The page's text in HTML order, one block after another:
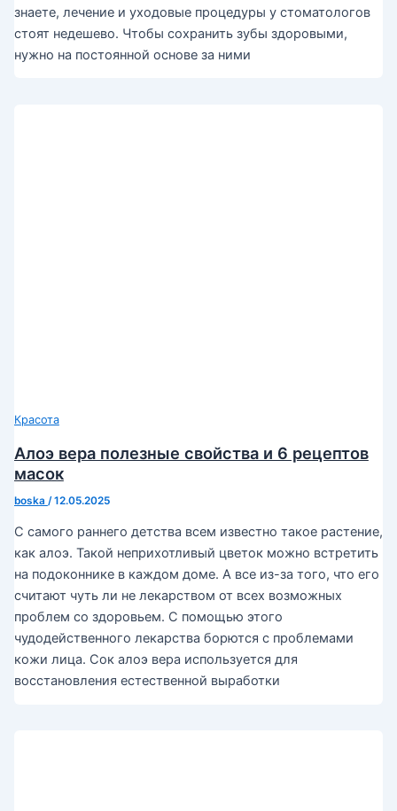
знаете, лечение и уходовые процедуры у стоматологов
стоят недешево. Чтобы сохранить зубы здоровыми,
нужно на постоянной основе за ними
Красота
Алоэ вера полезные свойства и 6 рецептов
масок
boska /12.05.2025
С самого раннего детства всем известно такое растение,
как алоэ. Такой неприхотливый цветок можно встретить
на подоконнике в каждом доме. А все из-за того, что его
считают чуть ли не лекарством от всех возможных
проблем со здоровьем. С помощью этого
чудодейственного лекарства борются с проблемами
кожи лица. Сок алоэ вера используется для
восстановления естественной выработки